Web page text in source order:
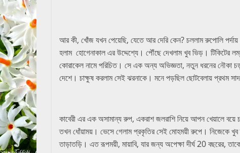
আর কী, খোঁজ যখন পেয়েছি, যেতে আর দেরি কেন? চললাম রুপোলি
হলাম হোগেনাকাল এর উদ্দেশ্যে। পৌঁছে দেখলাম খুব ভিড়। টিকিটের
কোরাকেল নামে পরিচিত। সে এক অন্য অভিজ্ঞতা, নতুন ধরনের নৌকা
দেশে। চাক্ষুষ করলাম সেই ঝরনাকে। মনে পড়ছিল ছোটবেলায় প্রথম
কাবেরী এর এক অসামান্য রুপ, একরাশ জলরাশি নিয়ে আপন খেয়ালে বয়ে
তখন ধোঁয়াময়। ভেসে গেলাম প্রকৃতির সেই মোহময়ী রুপে। নিজেকে খুব
তাড়াতড়ি। এত রূপময়ী, মায়াবি, যার জন্য অপেক্ষা দীর্ঘ 20 বছরের,